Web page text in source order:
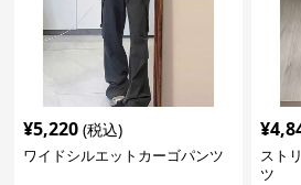
¥5,220 (税込)
ワイドシルエットカーゴパンツ
¥
スト
ツ